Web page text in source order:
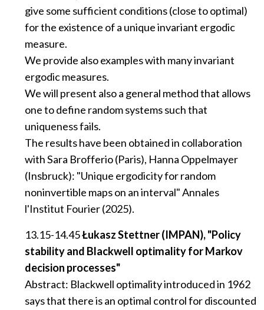
give some sufficient conditions (close to optimal)
for the existence of a unique invariant ergodic
measure.
We provide also examples with many invariant
ergodic measures.
We will present also a general method that allows
one to define random systems such that
uniqueness fails.
The results have been obtained in collaboration
with Sara Brofferio (Paris), Hanna Oppelmayer
(Insbruck): "Unique ergodicity for random
noninvertible maps on an interval" Annales
l'Institut Fourier (2025).
13.15-14.45Łukasz Stettner (IMPAN), "Policy
stability and Blackwell optimality for Markov
decision processes"
Abstract: Blackwell optimality introduced in 1962
says that there is an optimal control for discounted